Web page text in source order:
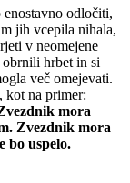
enostavno odločiti,
jih vcepila nihala,
v neomejene
obrnili hrbet in si
več omejevati.
kot na primer:
mora
Zvezdnik mora
bo uspelo.